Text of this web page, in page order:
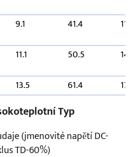
9.1 41.4
11.1 50.5
13.5 61.4
Typ
(jmenovité napětí DC-
TD-60%)